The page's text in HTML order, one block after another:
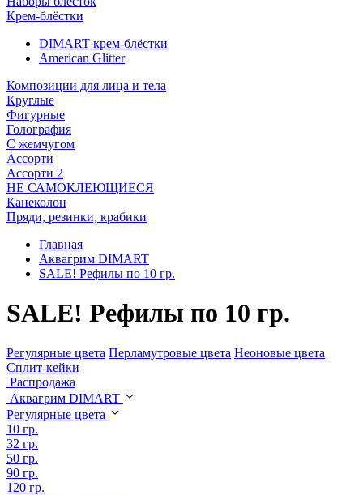
Крем-блёстки
DIMART крем-блёстки
American Glitter
Композиции для лица и тела
Круглые
Фигурные
Голография
С жемчугом
Ассорти
Ассорти 2
НЕ САМОКЛЕЮЩИЕСЯ
Канеколон
Пряди, резинки, крабики
Главная
Аквагрим DIMART
SALE! Рефилы по 10 гр.
SALE! Рефилы по 10 гр.
Регулярные цвета Перламутровые цвета Неоновые цвета
Сплит-кейки
Распродажа
Аквагрим DIMART
Регулярные цвета
10 гр.
32 гр.
50 гр.
90 гр.
120 гр.